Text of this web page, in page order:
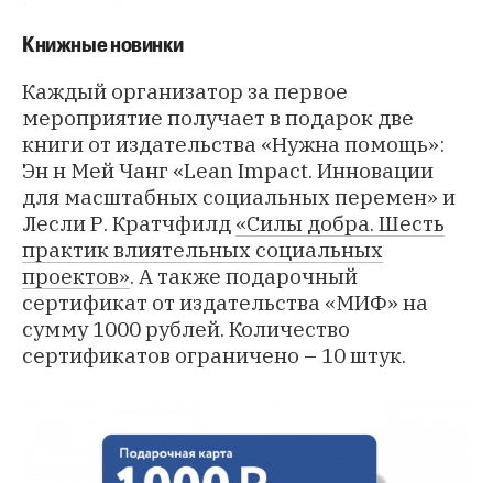
Книжные новинки
Каждый организатор за первое
мероприятие получает в подарок две
книги от издательства «Нужна помощь»:
Эн н Мей Чанг «Lean Impact. Инновации
для масштабных социальных перемен» и
Лесли Р. Кратчфилд «Силы добра. Шесть
практик влиятельных социальных
проектов». А также подарочный
сертификат от издательства «МИФ» на
сумму 1000 рублей. Количество
сертификатов ограничено – 10 штук.